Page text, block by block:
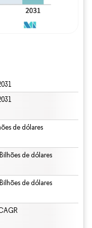
de dólares
de dólares
de dólares